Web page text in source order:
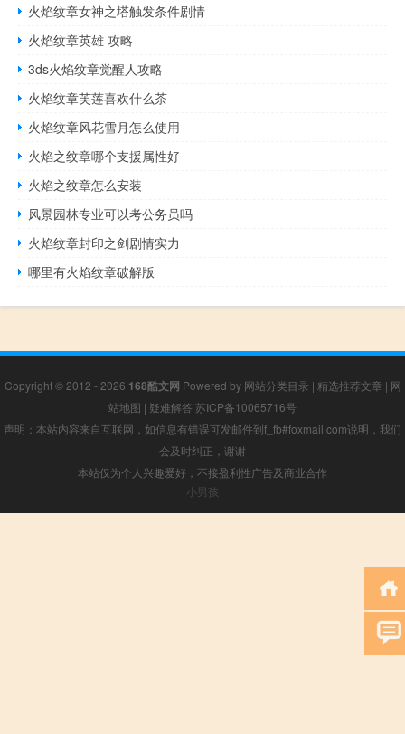
火焰纹章女神之塔触发条件剧情
火焰纹章英雄 攻略
3ds火焰纹章觉醒人攻略
火焰纹章芙莲喜欢什么茶
火焰纹章风花雪月怎么使用
火焰之纹章哪个支援属性好
火焰之纹章怎么安装
风景园林专业可以考公务员吗
火焰纹章封印之剑剧情实力
哪里有火焰纹章破解版
Copyright © 2012 - 2026 168酷文网 Powered by 网站分类目录 | 精选推荐文章 | 网
站地图 | 疑难解答 苏ICP备10065716号
声明：本站内容来自互联网，如信息有错误可发邮件到f_fb#foxmail.com说明，我们
会及时纠正，谢谢
本站仅为个人兴趣爱好，不接盈利性广告及商业合作
小男孩